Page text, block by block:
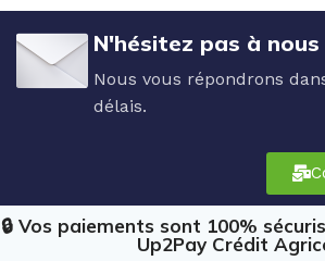
N'hésitez pas à
Nous vous répondrons
délais.
🔒 Vos paiements sont 100%
Up2Pay Crédit